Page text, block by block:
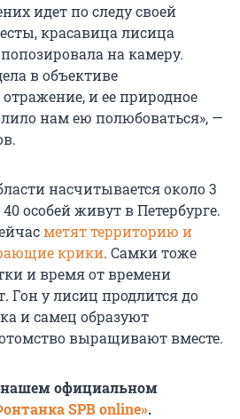
идет по следу своей
красавица лисица
на камеру.
в объективе
и ее природное
нам ею полюбоваться», —
насчитывается около 3
особей живут в Петербурге.
метят территорию и
крики. Самки тоже
и время от времени
Гон у лисиц продлится до
и самец образуют
выращивают вместе.
нашем официальном
SPB online».